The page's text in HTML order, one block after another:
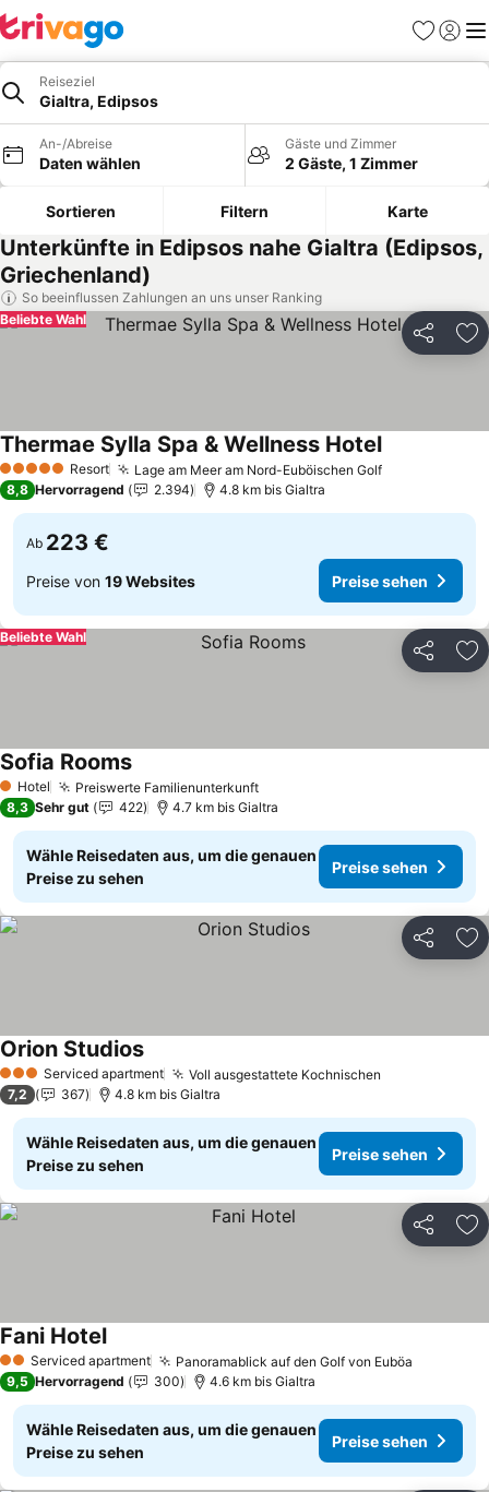
Favoriten
Reiseziel
Gialtra, Edipsos
An-/Abreise
Daten wählen
Gäste und Zimmer
2 Gäste, 1 Zimmer
Sortieren Filtern Karte
Unterkünfte in Edipsos nahe Gialtra (Edipsos,
Griechenland)
So beeinflussen Zahlungen an uns unser Ranking
Teilen
Beliebte Wahl
5 Sterne Resort Lage am Meer am Nord-Euböischen GolfPreise sehen
Thermae Sylla Spa & Wellness HotelPreise sehen
8,8 Hervorragend 2.394 4.8 km bis Gialtra
Ab 223 €
Preise von 19 Websites Preise sehen
Teilen
Beliebte Wahl
1 Sterne
Hotel Preiswerte FamilienunterkunftPreise sehen
Sofia RoomsPreise sehen
8,3 Sehr gut 422 4.7 km bis Gialtra
Wähle Reisedaten aus, um die genauen
Preise zu sehen
Preise sehen
Teilen
3 SterneServiced apartment Voll ausgestattete Kochnischen
Orion StudiosPreise sehen
7,2 367 4.8 km bis Gialtra
Wähle Reisedaten aus, um die genauen
Preise zu sehen
Preise sehen
Teilen
2 SterneServiced apartment Panoramablick auf den Golf von Euböa
Fani HotelPreise sehen
9,5 Hervorragend 300 4.6 km bis Gialtra
Wähle Reisedaten aus, um die genauen
Preise zu sehen
Preise sehen